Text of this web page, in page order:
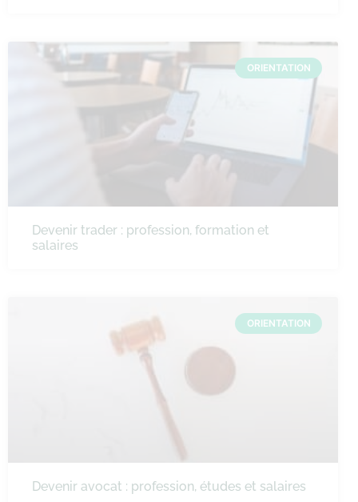
ORIENTATION
Devenir trader : profession, formation et
salaires
ORIENTATION
Devenir avocat : profession, études et salaires